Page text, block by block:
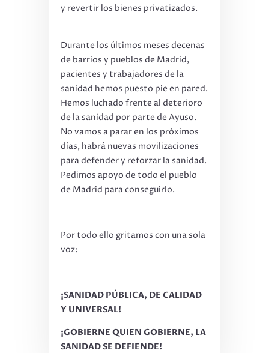
y revertir los bienes privatizados.
Durante los últimos meses decenas
de barrios y pueblos de Madrid,
pacientes y trabajadores de la
sanidad hemos puesto pie en pared.
Hemos luchado frente al deterioro
de la sanidad por parte de Ayuso.
No vamos a parar en los próximos
días, habrá nuevas movilizaciones
para defender y reforzar la sanidad.
Pedimos apoyo de todo el pueblo
de Madrid para conseguirlo.
Por todo ello gritamos con una sola
voz:
¡SANIDAD PÚBLICA, DE CALIDAD
Y UNIVERSAL!
¡GOBIERNE QUIEN GOBIERNE, LA
SANIDAD SE DEFIENDE!